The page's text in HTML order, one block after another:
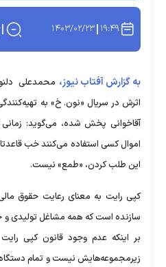
۱۹:۴۹ ۱۴۰۳/۰۲/۲۳
به گزارش آفتاب نیوز، محمدعلی
اثرش در سریال «نون. خ» به
آقاخوانی پخش شده، می‌گوید: زمانی
اموال کسی استفاده می‌کنند خب
این طلب کردن، «طمع» نیست.
کپی رایت به معنای رعایت حقوق
سازنده است که همه مشاغل تولیدی و
بر اینکه عدم وجود قانون کپی
زیرمجموعه‌هایش نیست و تمام